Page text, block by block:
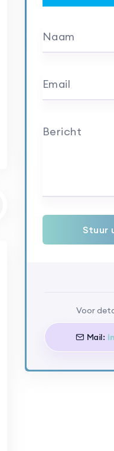
Naam
Email
Bericht
Stuur
Voor
Mail: